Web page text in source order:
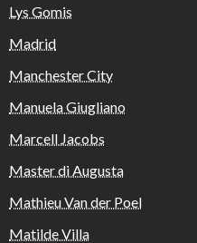
Lys Gomis
Madrid
Manchester City
Manuela Giugliano
Marcell Jacobs
Master di Augusta
Mathieu Van der Poel
Matilde Villa